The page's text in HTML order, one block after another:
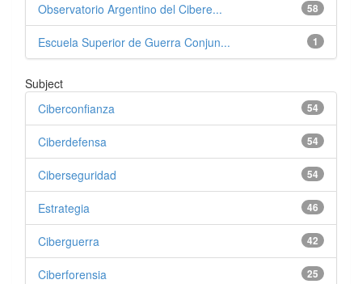
58
Observatorio Argentino del Cibere...
1
Escuela Superior de Guerra Conjun...
Subject
54
Ciberconfianza
54
Ciberdefensa
54
Ciberseguridad
46
Estrategia
42
Ciberguerra
25
Ciberforensia